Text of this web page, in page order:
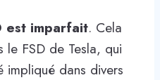
est imparfait. Cela
le FSD de Tesla, qui
impliqué dans divers